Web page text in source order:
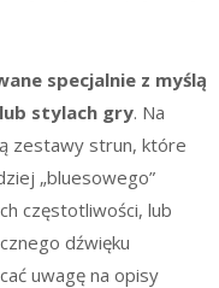
specjalnie z myślą
stylach gry. Na
zestawy strun, które
„bluesowego”
częstotliwości, lub
dźwięku
uwagę na opisy